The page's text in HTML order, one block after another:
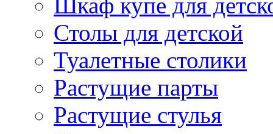
Шкаф купе для
Столы для детской
Туалетные столики
Растущие парты
Растущие стулья